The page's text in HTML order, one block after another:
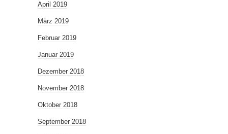
April 2019
März 2019
Februar 2019
Januar 2019
Dezember 2018
November 2018
Oktober 2018
September 2018